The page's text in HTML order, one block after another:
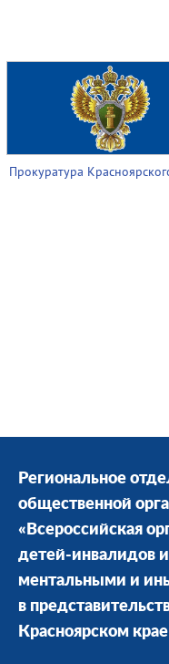
Прокуратура
Региональное
общественной
«Всероссийская
детей-инвалидов
ментальными и
в
Красноярском крае